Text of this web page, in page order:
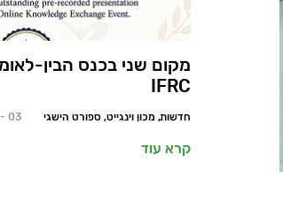
IFRC
חדשות, מכון וינגייט, ספורט הישגי 03 - 08 - 2026
קרא עוד